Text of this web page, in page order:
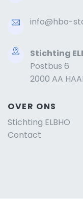
info@hbo-
Stichting
Postbus 6
2000 AA
OVER ONS
Stichting ELBHO
Contact